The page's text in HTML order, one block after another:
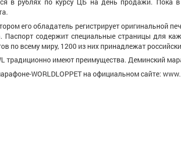
его обладатель регистрирует оригинальной
содержит специальные страницы для
по всему миру, 1200 из них принадлежат
традиционно имеют преимущества. Деминский
WORLDLOPPET на официальном сайте: